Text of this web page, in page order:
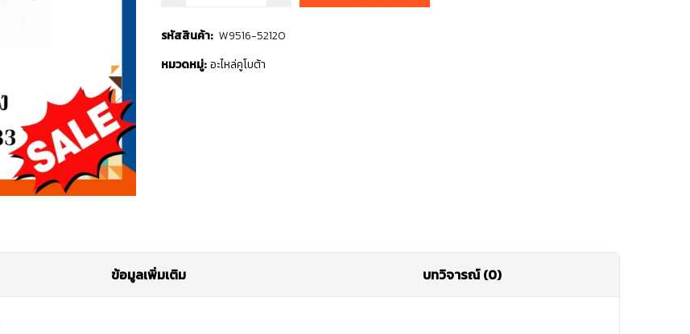
รหัสสินค้า: W9516-52120
หมวดหมู่: อะไหล่คูโบต้า
ข้อมูลเพิ่มเติม บทวิจารณ์ (0)